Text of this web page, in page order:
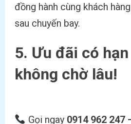
đồng hành cùng khách
sau chuyến bay.
5. Ưu đãi có
không chờ lâu!
Gọi ngay 0914 962 247